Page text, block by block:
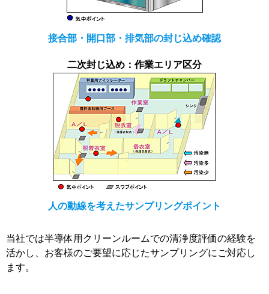
接合部・開口部・排気部の封じ込め確認
二次封じ込め：作業エリア区分
人の動線を考えたサンプリングポイント
当社では半導体用クリーンルームでの清浄度評価の経験を
活かし、お客様のご要望に応じたサンプリングにご対応し
ます。